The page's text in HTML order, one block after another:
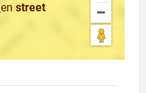
en street